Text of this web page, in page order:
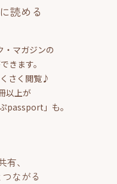
読める
・マガジンの
きます。
さく閲覧♪
以上が
passport」も。
、
ながる